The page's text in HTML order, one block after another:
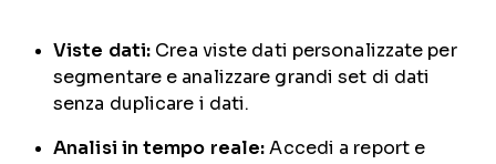
Viste dati: Crea viste dati personalizzate per
segmentare e analizzare grandi set di dati
senza duplicare i dati.
Analisi in tempo reale: Accedi a report e